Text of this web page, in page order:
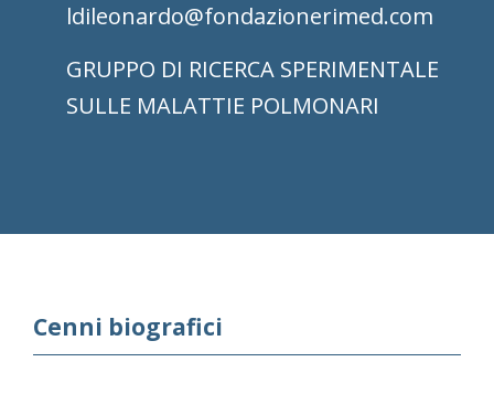
ldileonardo@fondazionerimed.com
RICERCA SPERIMENTALE
SULLE MALATTIE POLMONARI
Cenni biografici